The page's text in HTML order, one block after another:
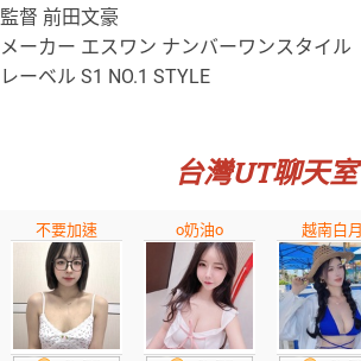
監督 前田文豪
メーカー エスワン ナンバーワンスタイル
レーベル S1 NO.1 STYLE
台灣UT聊天室
不要加速 o奶油o 越南白月